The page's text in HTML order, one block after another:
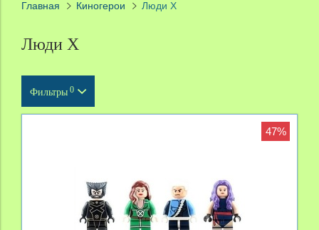
Главная Киногерои Люди X
Люди X
Фильтры 0
Производитель
47%